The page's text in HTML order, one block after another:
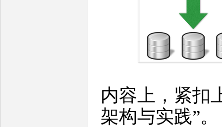
内容上，紧扣
架构与实践”